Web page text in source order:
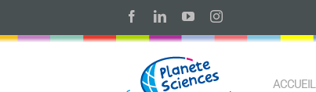
content
FacebookLinkedInYouTubeInstagram
ACCUEIL